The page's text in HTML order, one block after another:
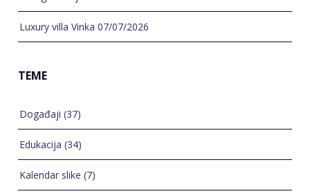
Luxury villa Vinka
Edukacija
Kalendar slike